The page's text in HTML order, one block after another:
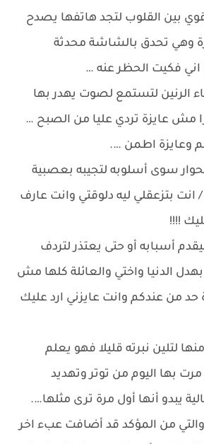
بين القلوب لتجد هاتفها يصدح
وهي تحدق بالشاشة محدثة
فكيت الحظر عنه …
الرنين لتستمع لصوت يهدر بها
مش عايزة تردي عليا من الصبح …
وعايزة اطمن ….
سوى أسلوبه لتجيبه بعصبية
بتزعقلي ليه دلوقتي وانت عارف
!!!!
أسبابه أو حتى يعتذر لتردف
الدنيا واختي والعائلة كلها مش
من عندكم وانت عايزني ارد عليك
لتلين نبرته قليلا فهو يعلم
مرت بها اليوم من توتر وتهديد
يبدو أنها أول مرة ترى مثلها….
والتي من المؤكد قد أضافت عبء اخر